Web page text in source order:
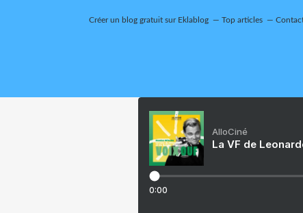
Créer un blog gratuit sur Eklablog Top articles
AlloCiné
La VF de
0:00